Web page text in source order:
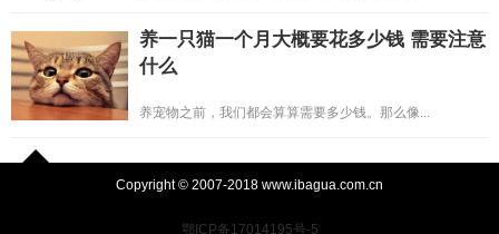
养一只猫一个月大概要花多少钱 需要注意
什么
养宠物之前，我们都会算算需要多少钱。那么像...
Copyright © 2007-2018 www.ibagua.com.cn
鄂ICP备17014195号-5